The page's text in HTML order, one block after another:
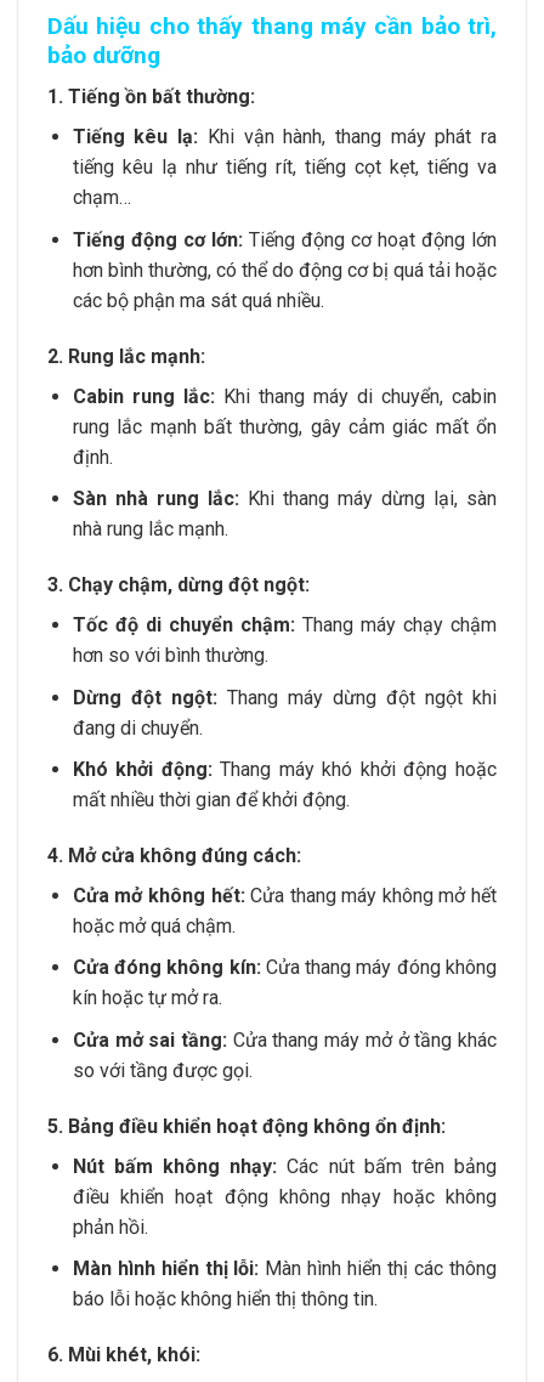
Dấu hiệu cho thấy thang máy cần bảo trì,
bảo dưỡng
1. Tiếng ồn bất thường:
Tiếng kêu lạ: Khi vận hành, thang máy phát ra
tiếng kêu lạ như tiếng rít, tiếng cọt kẹt, tiếng va
chạm…
Tiếng động cơ lớn: Tiếng động cơ hoạt động lớn
hơn bình thường, có thể do động cơ bị quá tải hoặc
các bộ phận ma sát quá nhiều.
2. Rung lắc mạnh:
Cabin rung lắc: Khi thang máy di chuyển, cabin
rung lắc mạnh bất thường, gây cảm giác mất ổn
định.
Sàn nhà rung lắc:Khi thang máy dừng lại, sàn
nhà rung lắc mạnh.
3. Chạy chậm, dừng đột ngột:
Tốc độ di chuyển chậm:Thang máy chạy chậm
hơn so với bình thường.
Dừng đột ngột: Thang máy dừng đột ngột khi
đang di chuyển.
Khó khởi động:Thang máy khó khởi động hoặc
mất nhiều thời gian để khởi động.
4. Mở cửa không đúng cách:
Cửa mở không hết:Cửa thang máy không mở hết
hoặc mở quá chậm.
Cửa đóng không kín:Cửa thang máy đóng không
kín hoặc tự mở ra.
Cửa mở sai tầng:Cửa thang máy mở ở tầng khác
so với tầng được gọi.
5. Bảng điều khiển hoạt động không ổn định:
Nút bấm không nhạy: Các nút bấm trên bảng
điều khiển hoạt động không nhạy hoặc không
phản hồi.
Màn hình hiển thị lỗi: Màn hình hiển thị các thông
báo lỗi hoặc không hiển thị thông tin.
6. Mùi khét, khói: